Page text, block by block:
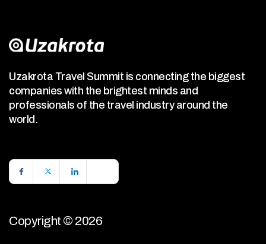
Uzakrota Travel Summit is connecting the biggest
companies with the brightest minds and
professionals of the travel industry around the
world.
Copyright © 2026